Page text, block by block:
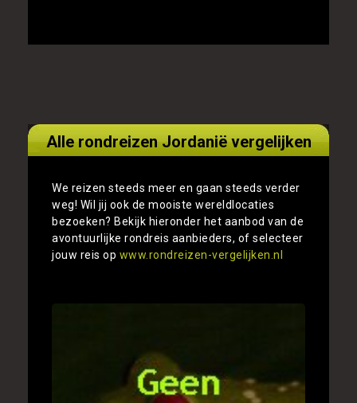
Alle rondreizen Jordanië vergelijken
We reizen steeds meer en gaan steeds verder
weg! Wil jij ook de mooiste wereldlocaties
bezoeken? Bekijk hieronder het aanbod van de
avontuurlijke rondreis aanbieders, of selecteer
jouw reis op www.rondreizen-vergelijken.nl